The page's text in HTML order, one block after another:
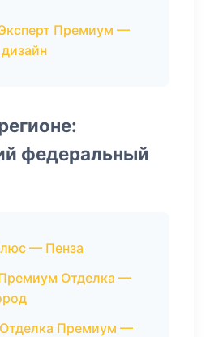
Премиум —
федеральный
— Пенза
Отделка —
Премиум —